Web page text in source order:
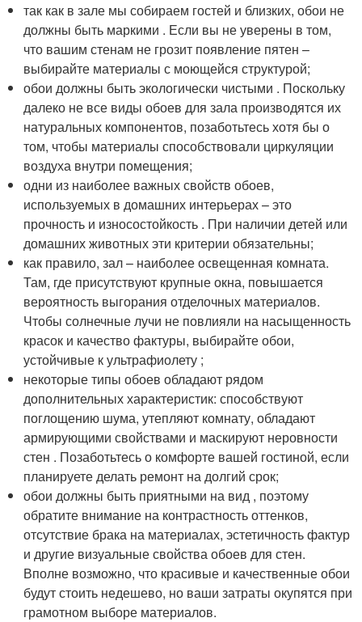
так как в зале мы собираем гостей и близких, обои не
должны быть маркими . Если вы не уверены в том,
что вашим стенам не грозит появление пятен –
выбирайте материалы с моющейся структурой;
обои должны быть экологически чистыми . Поскольку
далеко не все виды обоев для зала производятся их
натуральных компонентов, позаботьтесь хотя бы о
том, чтобы материалы способствовали циркуляции
воздуха внутри помещения;
одни из наиболее важных свойств обоев,
используемых в домашних интерьерах – это
прочность и износостойкость . При наличии детей или
домашних животных эти критерии обязательны;
как правило, зал – наиболее освещенная комната.
Там, где присутствуют крупные окна, повышается
вероятность выгорания отделочных материалов.
Чтобы солнечные лучи не повлияли на насыщенность
красок и качество фактуры, выбирайте обои,
устойчивые к ультрафиолету ;
некоторые типы обоев обладают рядом
дополнительных характеристик: способствуют
поглощению шума, утепляют комнату, обладают
армирующими свойствами и маскируют неровности
стен . Позаботьтесь о комфорте вашей гостиной, если
планируете делать ремонт на долгий срок;
обои должны быть приятными на вид , поэтому
обратите внимание на контрастность оттенков,
отсутствие брака на материалах, эстетичность фактур
и другие визуальные свойства обоев для стен.
Вполне возможно, что красивые и качественные обои
будут стоить недешево, но ваши затраты окупятся при
грамотном выборе материалов.